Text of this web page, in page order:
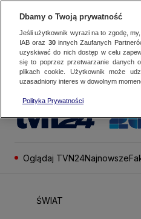
Oglądaj TVN24Najnowsze
ŚWIAT
Dbamy o Twoją prywatność
Jeśli użytkownik wyrazi na to zgodę,
IAB oraz 30innych Zaufanych
uzyskiwać do nich dostęp w celu
się to poprzez przetwarzanie danych
plikach cookie. Użytkownik może
uzasadniony interes w dowolnym
Polityka Prywatności